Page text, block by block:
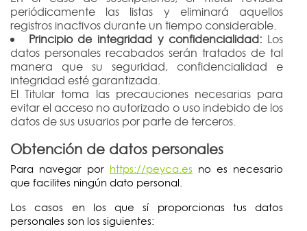
periódicamente las listas y eliminará aquellos
registros inactivos durante un tiempo considerable.
Principio de integridad y confidencialidad: Los
datos personales recabados serán tratados de tal
manera que su seguridad, confidencialidad e
integridad esté garantizada.
El Titular toma las precauciones necesarias para
evitar el acceso no autorizado o uso indebido de los
datos de sus usuarios por parte de terceros.
Obtención de datos personales
Para navegar por https://peyca.es no es necesario
que facilites ningún dato personal.
Los casos en los que sí proporcionas tus datos
personales son los siguientes: